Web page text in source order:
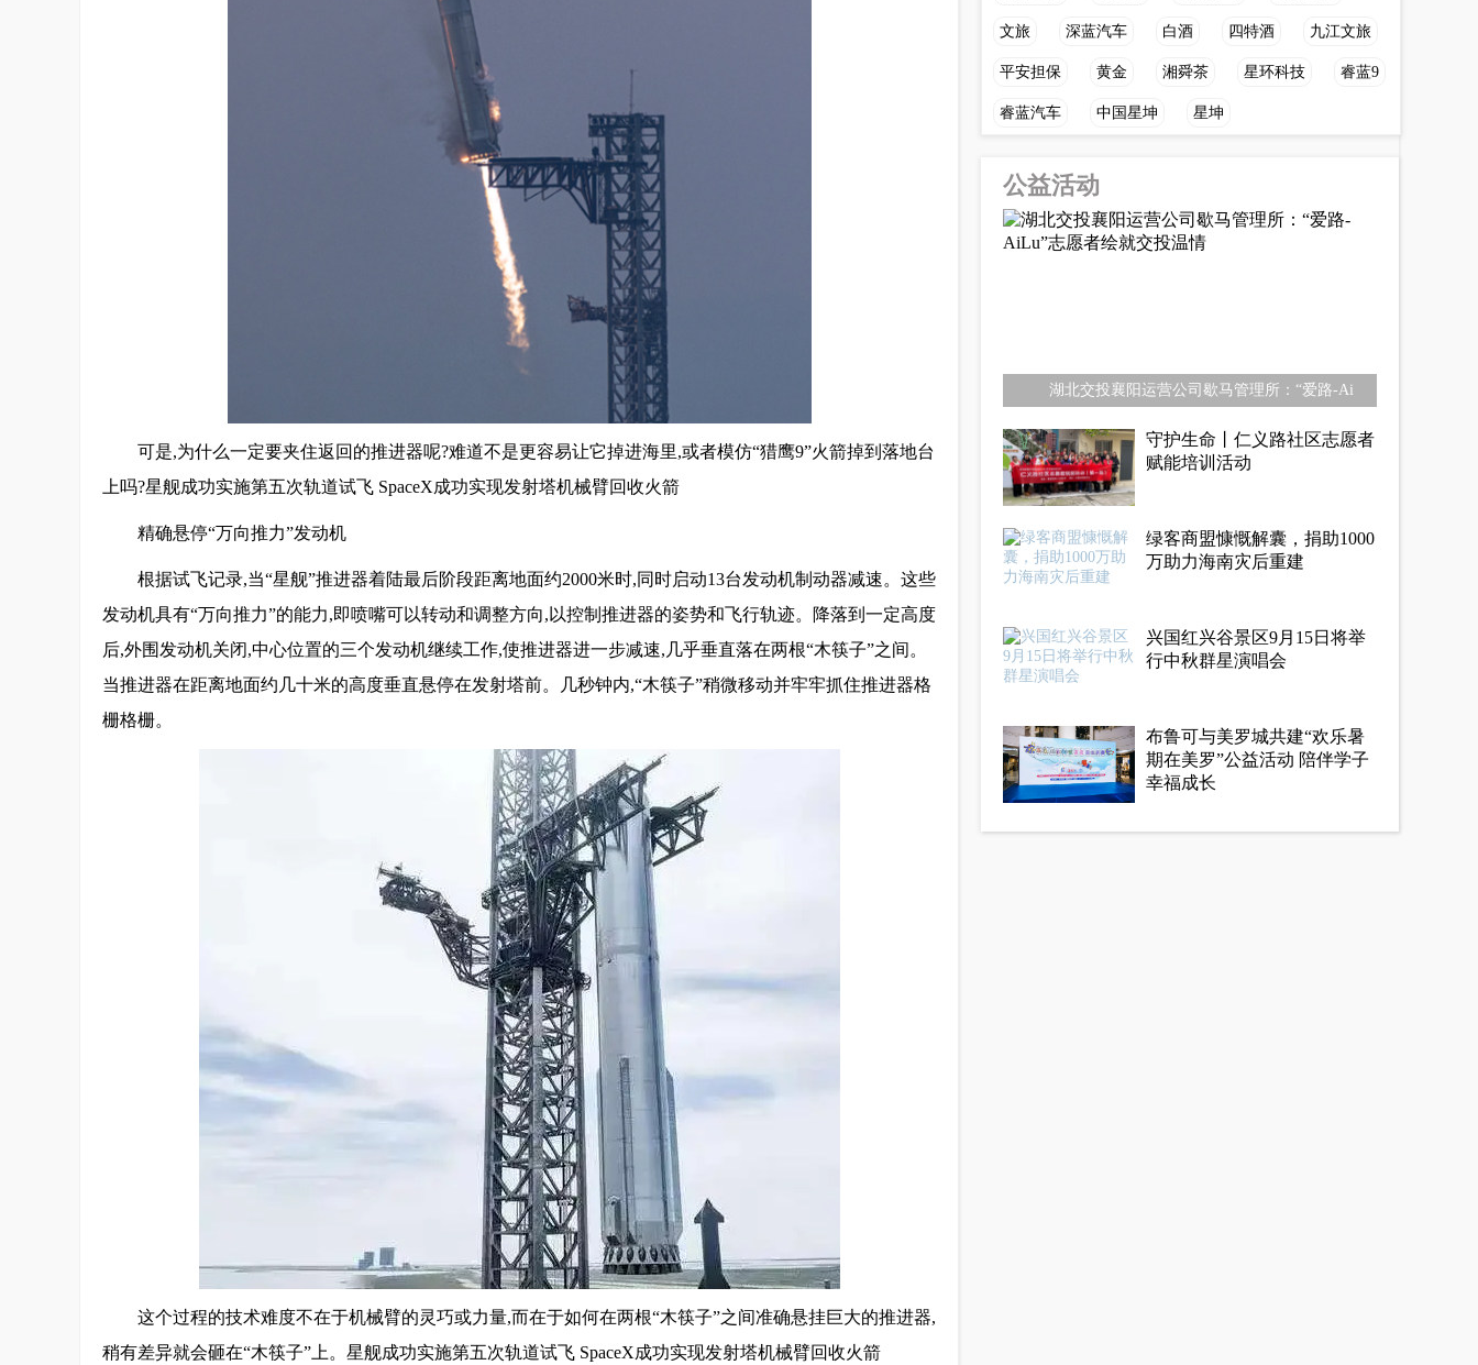
可是,为什么一定要夹住返回的推进器呢?难道不是更容易让它掉进海里,或者模仿“猎鹰9”火箭掉到落地台
上吗?星舰成功实施第五次轨道试飞 SpaceX成功实现发射塔机械臂回收火箭
精确悬停“万向推力”发动机
根据试飞记录,当“星舰”推进器着陆最后阶段距离地面约2000米时,同时启动13台发动机制动器减速。这些
发动机具有“万向推力”的能力,即喷嘴可以转动和调整方向,以控制推进器的姿势和飞行轨迹。降落到一定高度
后,外围发动机关闭,中心位置的三个发动机继续工作,使推进器进一步减速,几乎垂直落在两根“木筷子”之间。
当推进器在距离地面约几十米的高度垂直悬停在发射塔前。几秒钟内,“木筷子”稍微移动并牢牢抓住推进器格
栅格栅。
这个过程的技术难度不在于机械臂的灵巧或力量,而在于如何在两根“木筷子”之间准确悬挂巨大的推进器,
稍有差异就会砸在“木筷子”上。星舰成功实施第五次轨道试飞 SpaceX成功实现发射塔机械臂回收火箭
文旅 深蓝汽车 白酒 四特酒 九江文旅
平安担保 黄金 湘舜茶 星环科技 睿蓝9
睿蓝汽车 中国星坤 星坤
公益活动
湖北交投襄阳运营公司歇马管理所：“爱路-Ai
守护生命丨仁义路社区志愿者
赋能培训活动
绿客商盟慷慨解囊，捐助1000
万助力海南灾后重建
兴国红兴谷景区9月15日将举
行中秋群星演唱会
布鲁可与美罗城共建“欢乐暑
期在美罗”公益活动 陪伴学子
幸福成长